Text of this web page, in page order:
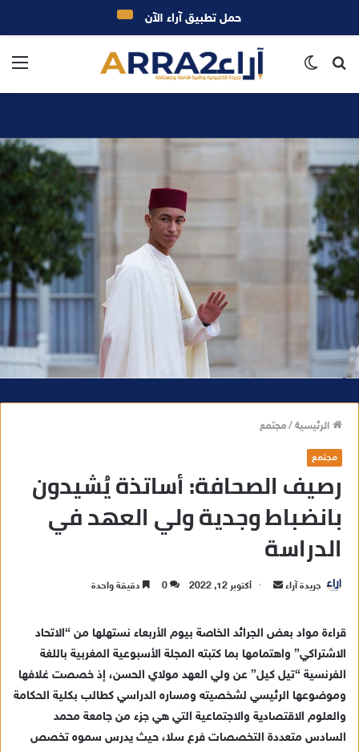
بحث
الرئيسية/مجتمع
مجتمع
رصيف الصحافة: أساتذة يُشيدون
بانضباط وجدية ولي العهد في
الدراسة
جريدة آراء
ر
ي
د
ا
أكتوبر 12, 2022 0 دقيقة واحدة
قراءة مواد بعض الجرائد الخاصة بيوم الأربعاء نستهلها من “الاتحاد
الاشتراكي” واهتمامها بما كتبته المجلة الأسبوعية المغربية باللغة
الفرنسية “تيل كيل” عن ولي العهد مولاي الحسن، إذ خصصت غلافها
وموضوعها الرئيسي لشخصيته ومساره الدراسي كطالب بكلية الحكامة
والعلوم الاقتصادية والاجتماعية التي هي جزء من جامعة محمد
السادس متعددة التخصصات فرع سلا، حيث يدرس سموه تخصص
حمل تطبيق آراء الآن